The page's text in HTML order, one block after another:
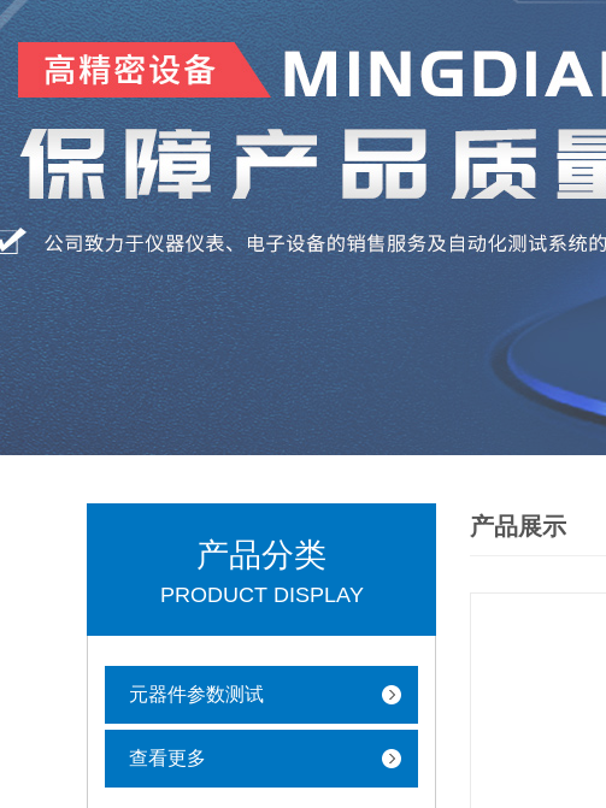
产品分类
PRODUCT DISPLAY
元器件参数测试
查看更多
产品展示